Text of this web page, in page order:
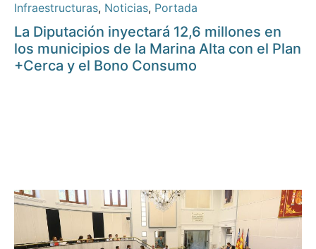
Infraestructuras, Noticias, Portada
La Diputación inyectará 12,6 millones en
los municipios de la Marina Alta con el Plan
+Cerca y el Bono Consumo